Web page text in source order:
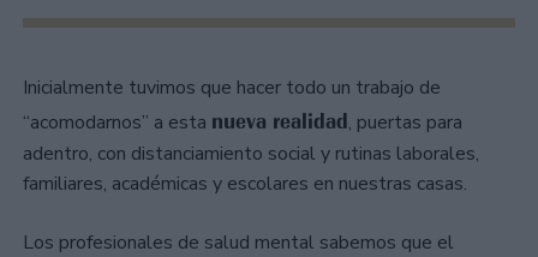
Inicialmente tuvimos que hacer todo un trabajo de
“acomodarnos” a esta nueva realidad, puertas para
adentro, con distanciamiento social y rutinas laborales,
familiares, académicas y escolares en nuestras casas.
Los profesionales de salud mental sabemos que el